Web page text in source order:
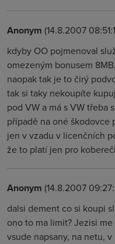
Anonym (14.8.2007
kdyby OO pojmenoval
omezeným bonusem
naopak tak je to čirý
tak si taky nekoupíte
pod VW a má s VW třeba
případě na oné škodovce
jen v vzadu v licenčních
že to platí jen pro
Anonym (14.8.2007
dalsi dement co si koupi
ono to ma limit? Jezisi
vsude napsany, na netu,